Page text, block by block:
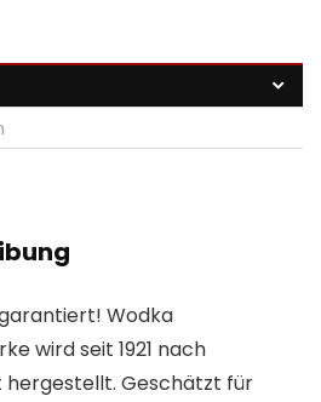
Wodka
wird seit 1921 nach
Geschätzt für